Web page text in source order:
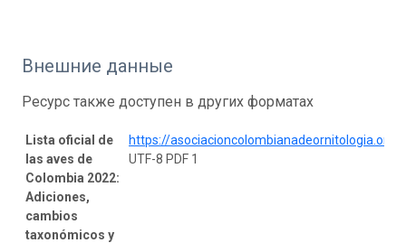
Внешние данные
Ресурс также доступен в других форматах
Lista oficial de
las aves de
Colombia 2022:
Adiciones,
cambios
taxonómicos y
https://
UTF-8 PDF 1